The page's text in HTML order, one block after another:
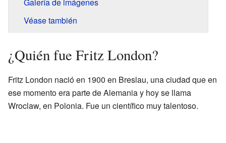
Véase también
¿Quién fue Fritz London?
Fritz London nació en 1900 en Breslau, una ciudad que en
ese momento era parte de Alemania y hoy se llama
Wroclaw, en Polonia. Fue un científico muy talentoso.